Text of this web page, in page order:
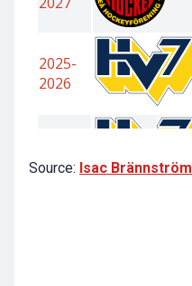
Source: Isac Brännström